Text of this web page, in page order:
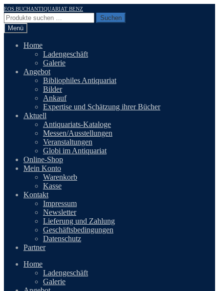
Zur
Navigation
springen
Zum
Inhalt
springen
EOS BUCHANTIQUARIAT BENZ
Suchen
nach:
Suchen
Menü
Home
Ladengeschäft
Galerie
Angebot
Bibliophiles Antiquariat
Bilder
Ankauf
Expertise und Schätzung ihrer Bücher
Aktuell
Antiquariats-Kataloge
Messen/Ausstellungen
Veranstaltungen
Globi im Antiquariat
Online-Shop
Mein Konto
Warenkorb
Kasse
Kontakt
Impressum
Newsletter
Lieferung und Zahlung
Geschäftsbedingungen
Datenschutz
Partner
Home
Ladengeschäft
Galerie